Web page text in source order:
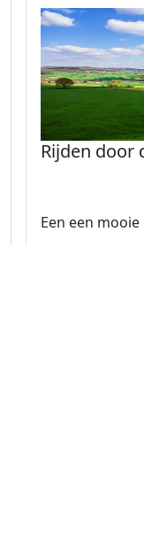
Rijden door
Een een